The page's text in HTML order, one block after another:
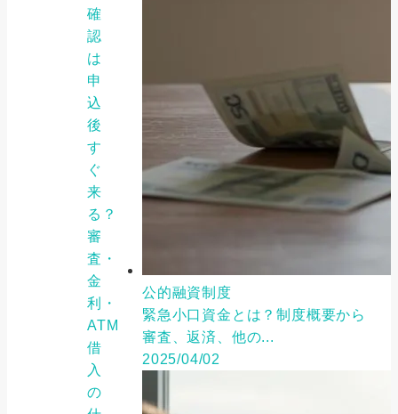
確
認
は
申
込
後
す
ぐ
来
る？
審
査・
金
利・
ATM
借
入
の
公的融資制度
緊急小口資金とは？制度概要から
審査、返済、他の...
2025/04/02